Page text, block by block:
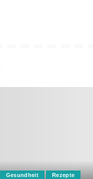
Gesundheit Rezepte